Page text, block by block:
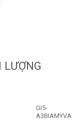
GI5-
A3BIAMYVA